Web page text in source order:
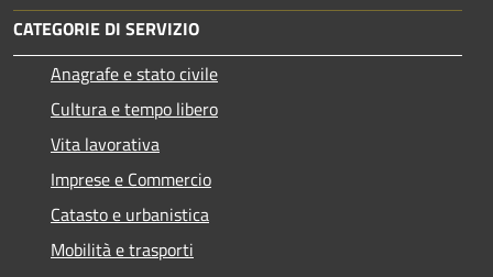
CATEGORIE DI SERVIZIO
Anagrafe e stato civile
Cultura e tempo libero
Vita lavorativa
Imprese e Commercio
Catasto e urbanistica
Mobilità e trasporti